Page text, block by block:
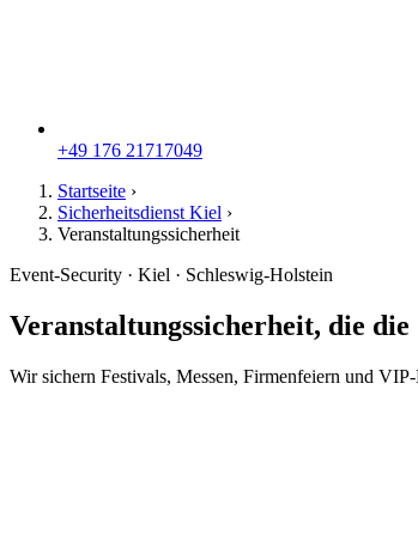
+49 176 21717049
Startseite ›
Sicherheitsdienst Kiel ›
Veranstaltungssicherheit
Event-Security · Kiel · Schleswig-Holstein
Veranstaltungssicherheit, die
Wir sichern Festivals, Messen, Firmenfeiern und